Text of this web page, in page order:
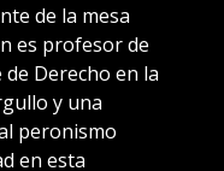
de la mesa
es profesor de
Derecho en la
y una
peronismo
en esta